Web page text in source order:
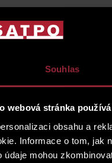
Souhlas
webová stránka
obsahu a
Informace o tom, jak
údaje mohou
zapsána na LV
– Vršovice, podíl 33%
Karlín, podíl 34%
Karlín, podíl 34%
podíl 34%